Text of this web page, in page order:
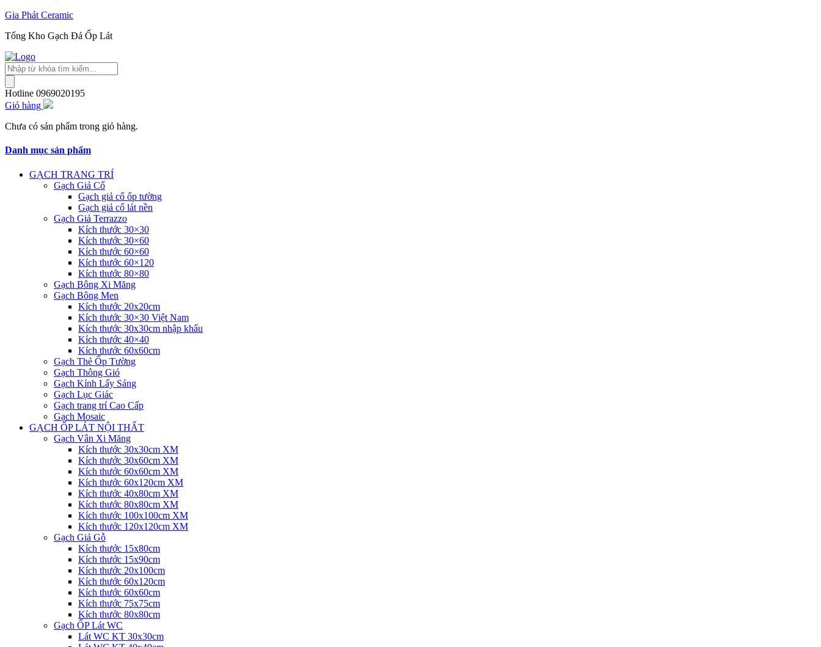
Gia Phát Ceramic
Tổng Kho Gạch Đá Ốp Lát
Tìm
kiếm
sản
phẩm
Hotline 0969020195
Giỏ hàng
Chưa có sản phẩm trong giỏ hàng.
Danh mục sản phẩm
GẠCH TRANG TRÍ
Gạch Giả Cổ
Gạch giả cổ ốp tường
Gạch giả cổ lát nền
Gạch Giả Terrazzo
Kích thước 30×30
Kích thước 30×60
Kích thước 60×60
Kích thước 60×120
Kích thước 80×80
Gạch Bông Xi Măng
Gạch Bông Men
Kích thước 20x20cm
Kích thước 30×30 Việt Nam
Kích thước 30x30cm nhập khẩu
Kích thước 40×40
Kích thước 60x60cm
Gạch Thẻ Ốp Tường
Gạch Thông Gió
Gạch Kính Lấy Sáng
Gạch Lục Giác
Gạch trang trí Cao Cấp
Gạch Mosaic
GẠCH ỐP LÁT NỘI THẤT
Gạch Vân Xi Măng
Kích thước 30x30cm XM
Kích thước 30x60cm XM
Kích thước 60x60cm XM
Kích thước 60x120cm XM
Kích thước 40x80cm XM
Kích thước 80x80cm XM
Kích thước 100x100cm XM
Kích thước 120x120cm XM
Gạch Giả Gỗ
Kích thước 15x80cm
Kích thước 15x90cm
Kích thước 20x100cm
Kích thước 60x120cm
Kích thước 60x60cm
Kích thước 75x75cm
Kích thước 80x80cm
Gạch ỐP Lát WC
Lát WC KT 30x30cm